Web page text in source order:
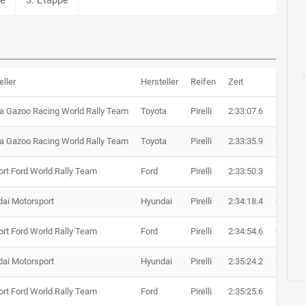
Hersteller Reifen Zeit
Gazoo Racing World Rally Team Toyota Pirelli 2:33:07.6
Gazoo Racing World Rally Team Toyota Pirelli 2:33:35.9 + 28.3
Ford World Rally Team Ford Pirelli 2:33:50.3 + 42.7
Motorsport Hyundai Pirelli 2:34:18.4 + 1:10.8
Ford World Rally Team Ford Pirelli 2:34:54.6 + 1:47.0
Motorsport Hyundai Pirelli 2:35:24.2 + 2:16.6
Ford World Rally Team Ford Pirelli 2:35:25.6 + 2:18.0